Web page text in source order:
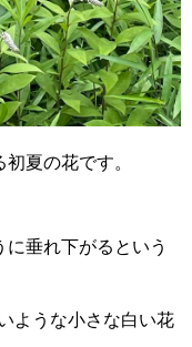
夏の花です。
垂れ下がるという
ような小さな白い花